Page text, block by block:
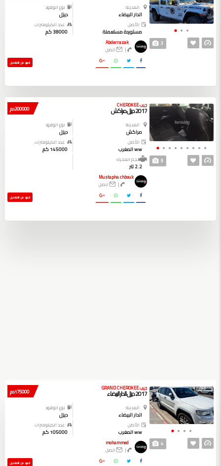
3
المدينة
الدار البيضاء
نوع الوقود
ديزل
الأصل
مستوردة مستعملة
عدد الكيلومترات
38000 كم
Abderrazak
|
اتصل
المزيد من التفاصيل
9
200000 دم جيب CHEROKEE
2017 ديزل مراكش
المدينة
مراكش
نوع الوقود
ديزل
الأصل
ww المغرب
عدد الكيلومترات
145000 كم
حجم المحرك
2.2 لتر
Mustapha chbouk
|
اتصل
المزيد من التفاصيل
4
175000 دم جيب GRAND CHEROKEE
2017 ديزل الدار البيضاء
المدينة
الدار البيضاء
نوع الوقود
ديزل
الأصل
ww المغرب
عدد الكيلومترات
105000 كم
mohammed
|
اتصل
المزيد من التفاصيل